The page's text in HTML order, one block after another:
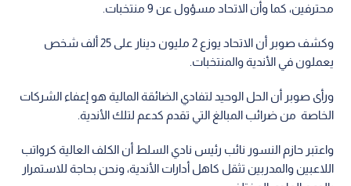
محترفين، كما وأن الاتحاد مسؤول عن 9 منتخبات.
وكشف صوبر أن الاتحاد يوزع 2 مليون دينار على 25 ألف شخص
يعملون في الأندية والمنتخبات.
ورأى صوبر أن الحل الوحيد لتفادي الضائقة المالية هو إعفاء الشركات
الخاصة من ضرائب المبالغ التي تقدم كدعم لتلك الأندية.
واعتبر حازم النسور نائب رئيس نادي السلط أن الكلف العالية كرواتب
اللاعبين والمدربين تثقل كاهل أدارات الأندية، ونحن بحاجة للاستمرار